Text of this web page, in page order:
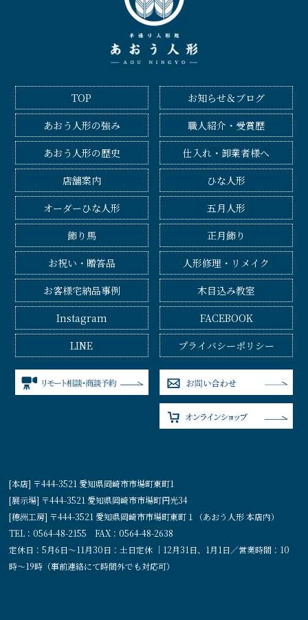
TOP
お知らせ＆ブログ
あおう人形の強み
職人紹介・受賞歴
あおう人形の歴史
仕入れ・卸業者様へ
店舗案内
ひな人形
オーダーひな人形
五月人形
飾り馬
正月飾り
お祝い・贈答品
人形修理・リメイク
お客様宅納品事例
木目込み教室
Instagram
FACEBOOK
LINE
プライバシーポリシー
[本店] 〒444-3521 愛知県岡崎市市場町東町1
[展示場] 〒444-3521 愛知県岡崎市市場町円光34
[穂洲工房] 〒444-3521 愛知県岡崎市市場町東町１（あおう人形 本店内）
TEL：0564-48-2155 FAX：0564-48-2638
定休日：5月6日〜11月30日：土日定休 ｜12月31日、1月1日／営業時間：10
時〜19時（事前連絡にて時間外でも対応可）